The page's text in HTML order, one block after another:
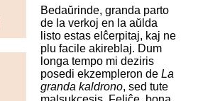
Bedaŭrinde, granda parto
de la verkoj en la aŭlda
listo estas elĉerpitaj, kaj ne
plu facile akireblaj. Dum
longa tempo mi deziris
posedi ekzempleron de La
granda kaldrono, sed tute